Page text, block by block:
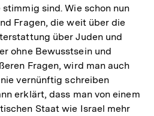
sind. Wie schon nun
Fragen, die weit über die
über Juden und
ohne Bewusstsein und
Fragen, wird man auch
vernünftig schreiben
erklärt, dass man von einem
Staat wie Israel mehr